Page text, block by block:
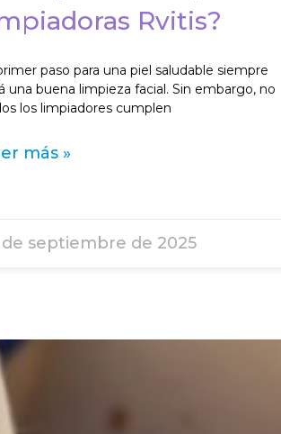
Rvitis?
paso para una piel saludable siempre
una buena limpieza facial. Sin embargo, no
los limpiadores cumplen
más »
de septiembre de 2025